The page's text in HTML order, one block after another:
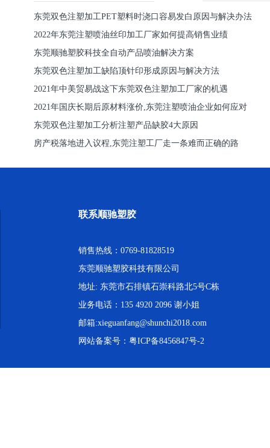
东莞双色注塑加工PET塑料时浇口容易发白原因与解决办法
2022年东莞注塑喷油丝印加工厂家如何提高销售业绩
东莞顺驰塑胶科技全自动产品喷油解决方案
东莞双色注塑加工缺陷顶针印形成原因与解决方法
2021年中美贸易战这下东莞双色注塑加工厂家的机遇
2021年国庆长期后原材料涨价,东莞注塑喷油企业如何应对
东莞双色注塑加工分析注塑产品缺胶4大原因
房产税落地进入议程,东莞注塑工厂走一条难而正确的路
联系顺驰塑胶
销售热线：0769-81828519
东莞顺驰塑胶科技有限公司
地址: 东莞市石排镇石崇科路北5号C栋
业务电话：135 4920 2096 谢小姐
邮箱:xieguanfang@shunchi2018.com
网站备案号： 粤ICP备8456847号-2